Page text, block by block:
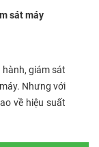
sát máy
hành, giám sát
Nhưng với
về hiệu suất
sự cố...